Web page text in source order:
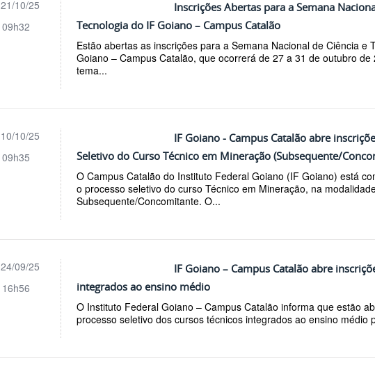
Inscrições Abertas para a Semana
Tecnologia do IF Goiano – Campus Catalão
Estão abertas as inscrições para a Semana Nacional de Ciência e
Goiano – Campus Catalão, que ocorrerá de 27 a 31 de outubro de
tema...
21/10/25
09h32
IF Goiano - Campus Catalão abre
Seletivo do Curso Técnico em Mineração (Subsequente/
O Campus Catalão do Instituto Federal Goiano (IF Goiano) está
o processo seletivo do curso Técnico em Mineração, na
Subsequente/Concomitante. O...
10/10/25
09h35
IF Goiano – Campus Catalão abre
integrados ao ensino médio
O Instituto Federal Goiano – Campus Catalão informa que estão
processo seletivo dos cursos técnicos integrados ao ensino médio
24/09/25
16h56